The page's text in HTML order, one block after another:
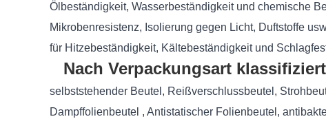
Ölbeständigkeit, Wasserbeständigkeit und chemische
Mikrobenresistenz, Isolierung gegen Licht, Duftstoffe
für Hitzebeständigkeit, Kältebeständigkeit und
Nach Verpackungsart
selbststehender Beutel, Reißverschlussbeutel,
Dampffolienbeutel , Antistatischer Folienbeutel,